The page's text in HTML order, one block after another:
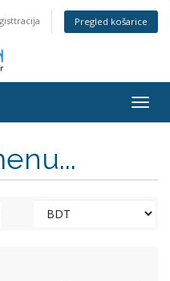
Pregled košarice